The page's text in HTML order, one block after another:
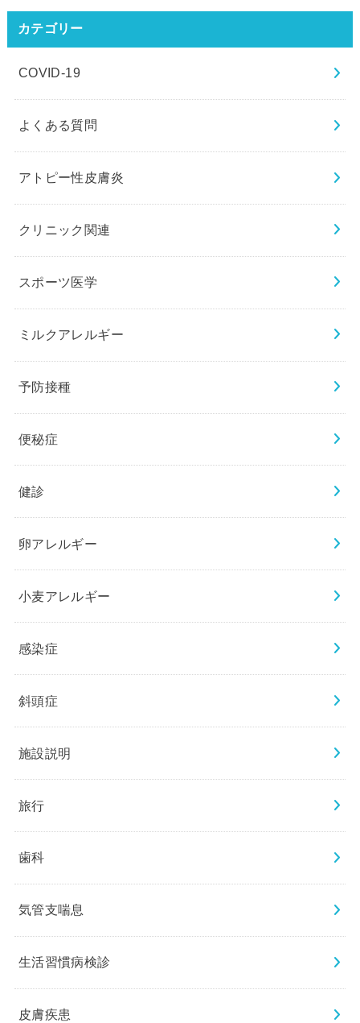
カテゴリー
COVID-19
よくある質問
アトピー性皮膚炎
クリニック関連
スポーツ医学
ミルクアレルギー
予防接種
便秘症
健診
卵アレルギー
小麦アレルギー
感染症
斜頭症
施設説明
旅行
歯科
気管支喘息
生活習慣病検診
皮膚疾患